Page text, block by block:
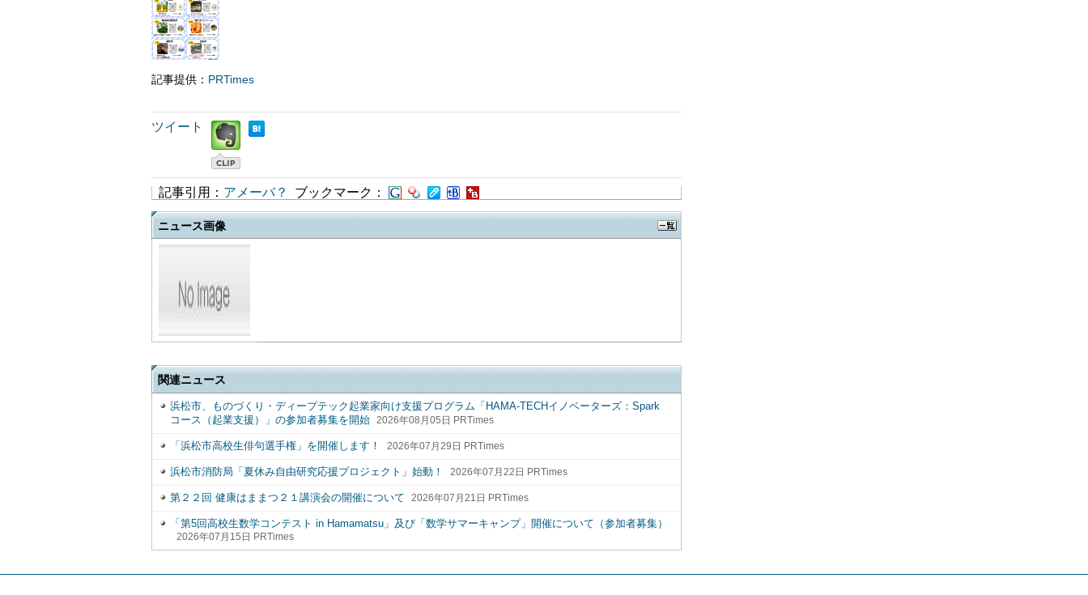
記事提供： PRTimes
ツイート
記事引用： アメーバ？ ブックマーク：
ニュース画像
関連ニュース
浜松市、ものづくり・ディープテック起業家向け支援プログラム「HAMA-TECHイノベーターズ：Spark
コース（起業支援）」の参加者募集を開始
2026年08月05日 PRTimes
「浜松市高校生俳句選手権」を開催します！ 2026年07月29日 PRTimes
浜松市消防局「夏休み自由研究応援プロジェクト」始動！ 2026年07月22日 PRTimes
第２２回 健康はままつ２１講演会の開催について 2026年07月21日 PRTimes
「第5回高校生数学コンテスト in Hamamatsu」及び「数学サマーキャンプ」開催について（参加者募集）
2026年07月15日 PRTimes